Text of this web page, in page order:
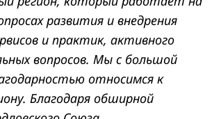
развития и внедрения
и практик, активного
вопросов. Мы с большой
относимся к
Благодаря обширной